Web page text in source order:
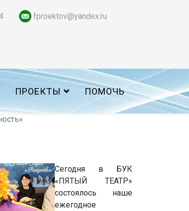
fproektov@yandex.ru
ПРОЕКТЫ ПОМОЧЬ
Сегодня в БУК
«ПЯТЫЙ ТЕАТР»
состоялось наше
ежегодное